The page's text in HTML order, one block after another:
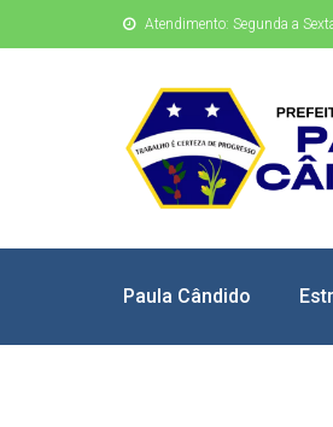
Atendimento: Segunda a
Paula Cândido